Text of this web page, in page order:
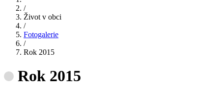
/
Život v obci
/
Fotogalerie
/
Rok 2015
Rok 2015